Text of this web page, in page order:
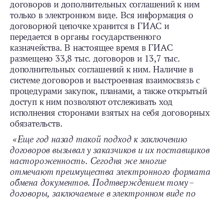
договоров и дополнительных соглашений к ним
только в электронном виде. Вся информация о
договорной цепочке хранится в ГИАС и
передается в органы государственного
казначейства. В настоящее время в ГИАС
размещено 33,8 тыс. договоров и 13,7 тыс.
дополнительных соглашений к ним. Наличие в
системе договоров и выстроенная взаимосвязь с
процедурами закупок, планами, а также открытый
доступ к ним позволяют отслеживать ход
исполнения сторонами взятых на себя договорных
обязательств.
«Еще год назад такой подход к заключению
договоров вызывал у заказчиков и их поставщиков
настороженность. Сегодня же многие
отмечают преимущества электронного формата
обмена документов. Подтверждением тому –
договоры, заключаемые в электронном виде по